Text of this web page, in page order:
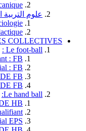
علوم التربية
COLLECTIVES
Le foot-ball :
: FB
: FB
FB
FB
Le hand ball:
HB
EPS